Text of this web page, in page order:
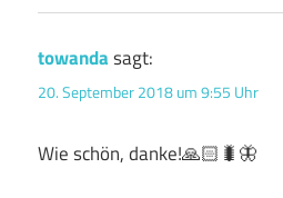
towandasagt:
20. September 2018 um 9:55 Uhr
Wie schön, danke!🙏🏻🐛🦋